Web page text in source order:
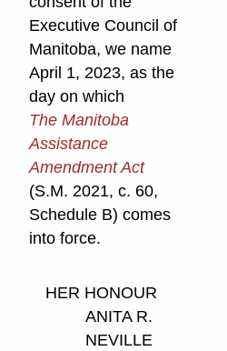
Executive Council of
Manitoba, we name
April 1, 2023, as the
day on which
The Manitoba
Assistance
Amendment Act
(S.M. 2021, c. 60,
Schedule B) comes
into force.
HER HONOUR
ANITA R.
NEVILLE